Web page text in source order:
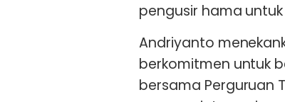
pengusir hama
Andriyanto
berkomitmen untuk
bersama Perguruan